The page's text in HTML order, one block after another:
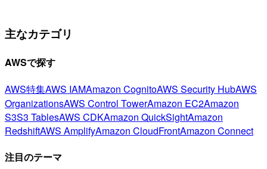
主なカテゴリ
AWSで探す
AWS特集AWS IAMAmazon CognitoAWS Security HubAWS
OrganizationsAWS Control TowerAmazon EC2Amazon
S3S3 TablesAWS CDKAmazon QuickSightAmazon
RedshiftAWS AmplifyAmazon CloudFrontAmazon Connect
注目のテーマ